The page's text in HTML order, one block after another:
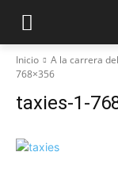
Inicio A la carrera
768×356
taxies-1-